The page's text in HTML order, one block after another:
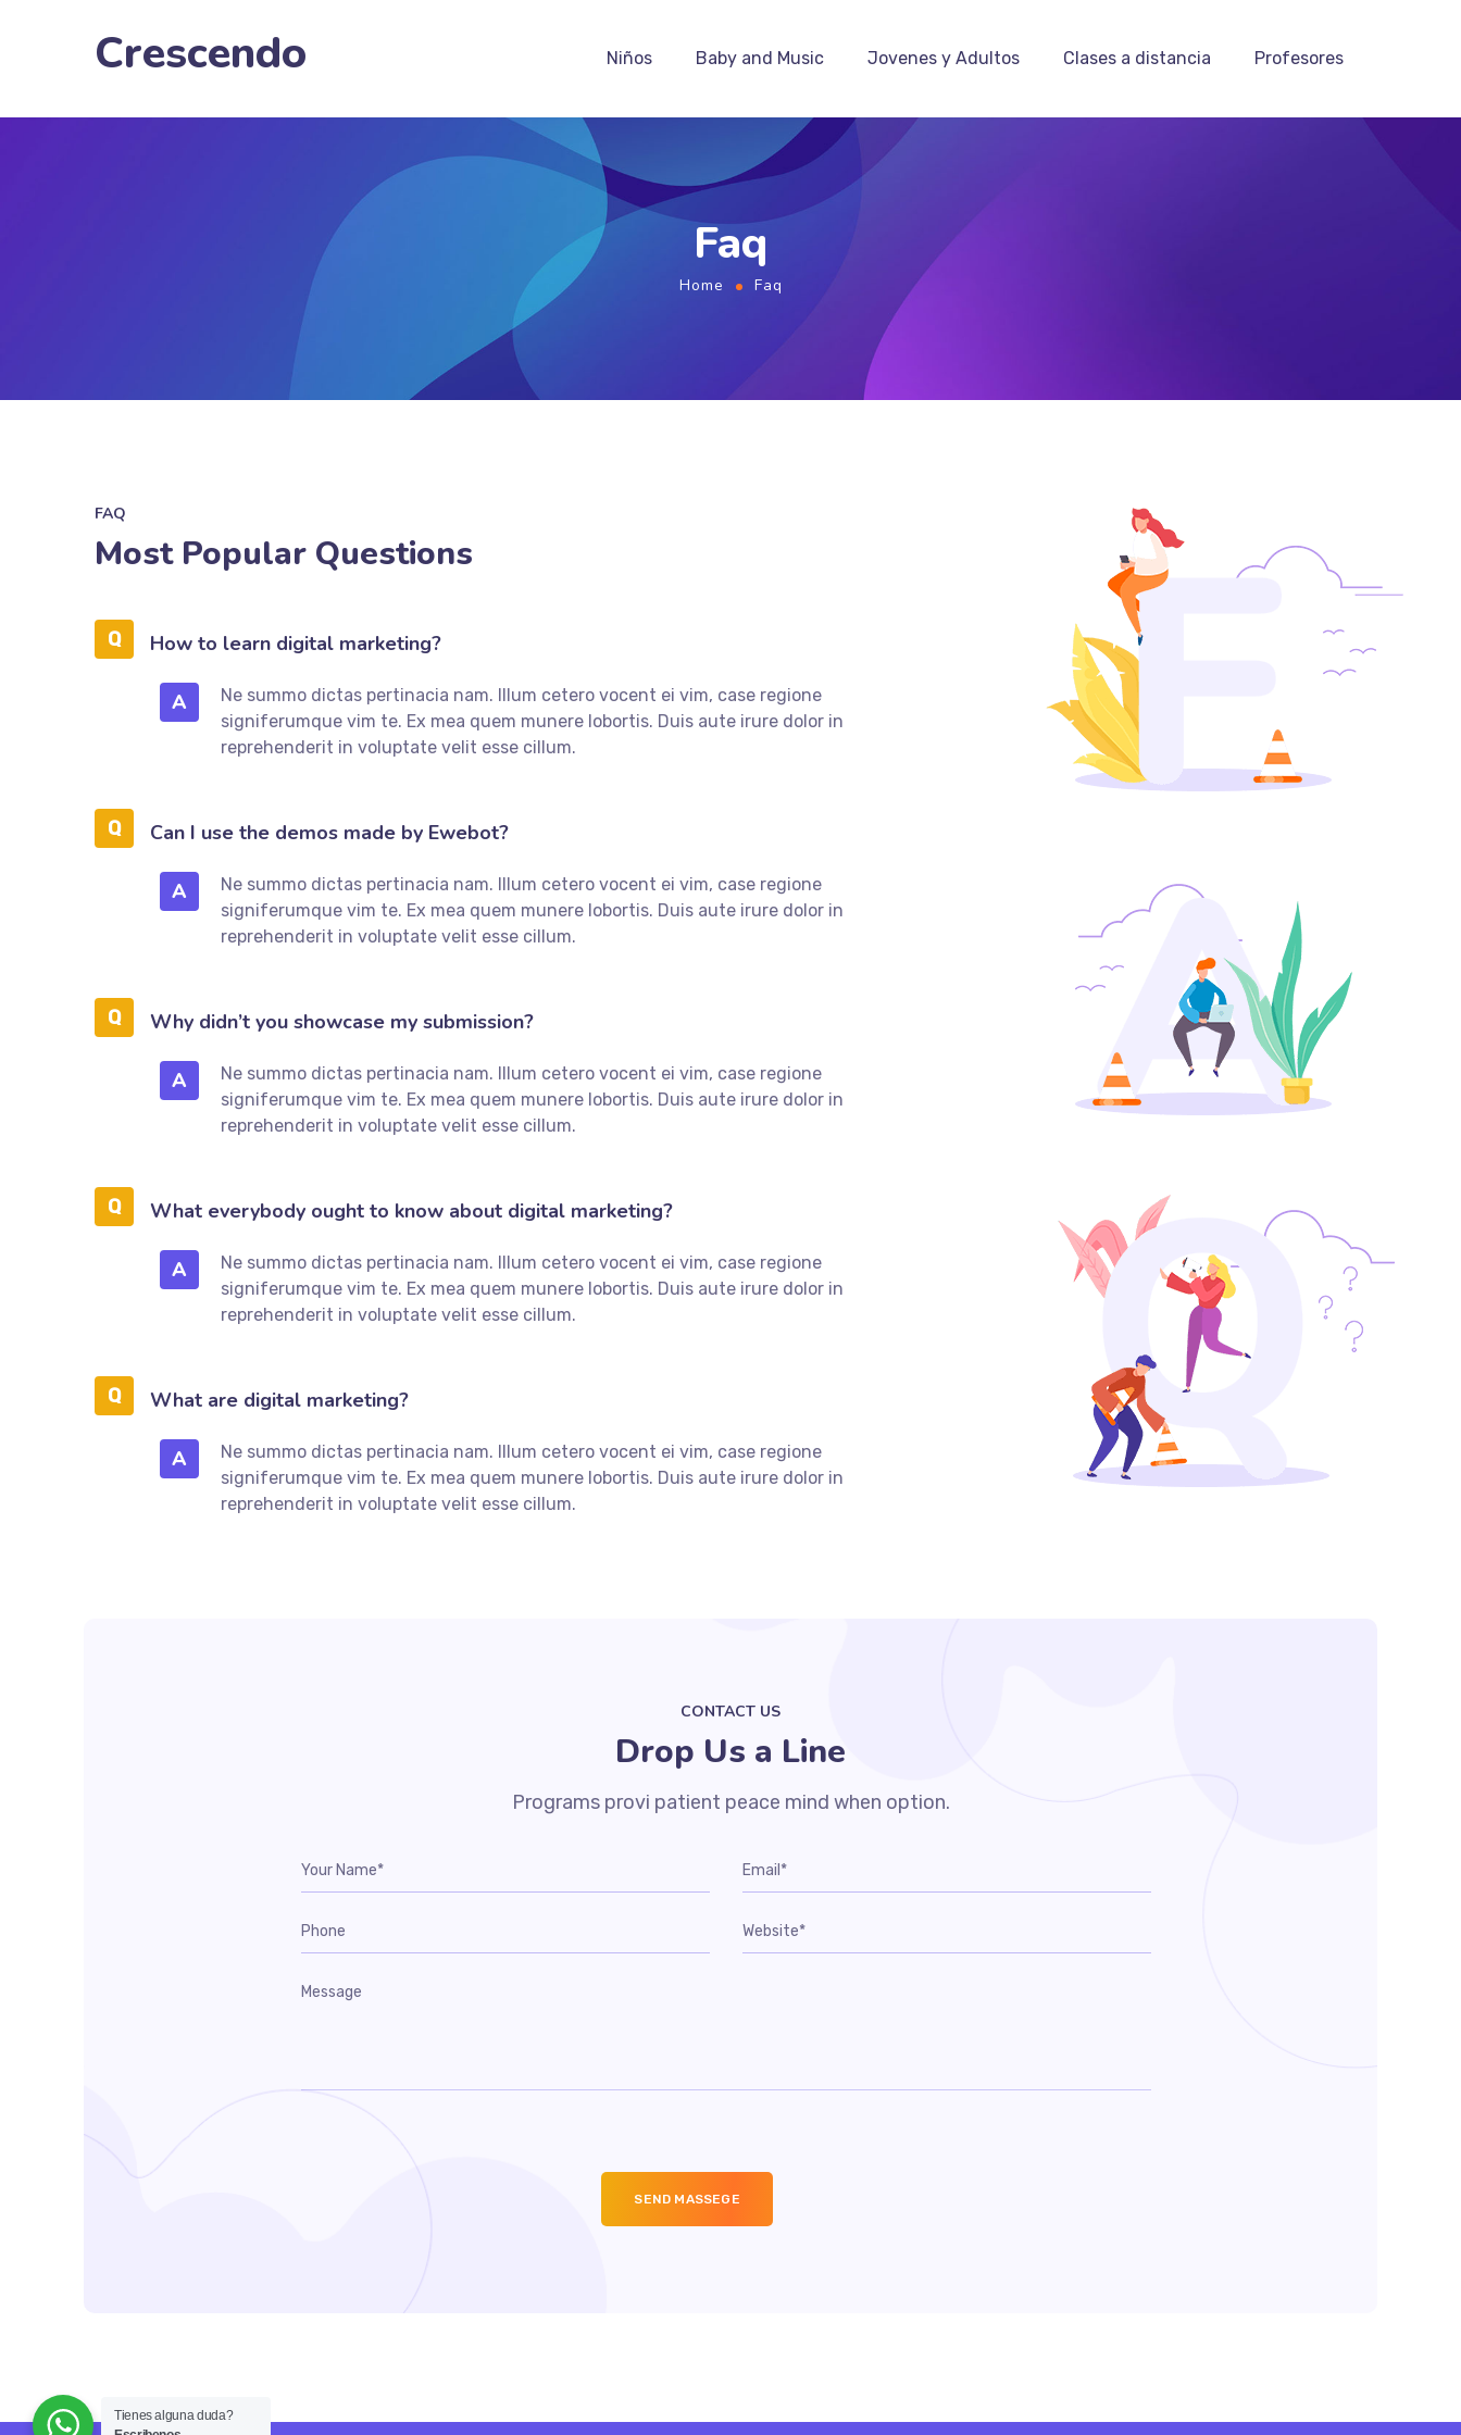
Crescendo Niños Baby and Music Jovenes y Adultos Clases a distancia Profesores
Faq
Home Faq
FAQ
Most Popular Questions
How to learn digital marketing?
A
Ne summo dictas pertinacia nam. Illum cetero vocent ei vim, case regione
signiferumque vim te. Ex mea quem munere lobortis. Duis aute irure dolor in
reprehenderit in voluptate velit esse cillum.
Can I use the demos made by Ewebot?
A
Ne summo dictas pertinacia nam. Illum cetero vocent ei vim, case regione
signiferumque vim te. Ex mea quem munere lobortis. Duis aute irure dolor in
reprehenderit in voluptate velit esse cillum.
Why didn’t you showcase my submission?
A
Ne summo dictas pertinacia nam. Illum cetero vocent ei vim, case regione
signiferumque vim te. Ex mea quem munere lobortis. Duis aute irure dolor in
reprehenderit in voluptate velit esse cillum.
What everybody ought to know about digital marketing?
A
Ne summo dictas pertinacia nam. Illum cetero vocent ei vim, case regione
signiferumque vim te. Ex mea quem munere lobortis. Duis aute irure dolor in
reprehenderit in voluptate velit esse cillum.
What are digital marketing?
A
Ne summo dictas pertinacia nam. Illum cetero vocent ei vim, case regione
signiferumque vim te. Ex mea quem munere lobortis. Duis aute irure dolor in
reprehenderit in voluptate velit esse cillum.
CONTACT US
Drop Us a Line
Programs provi patient peace mind when option.
Tienes alguna duda?